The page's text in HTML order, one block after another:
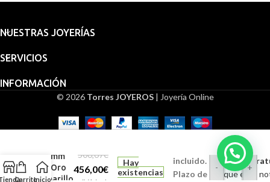
NUESTRAS JOYERÍAS
SERVICIOS
INFORMACIÓN
© 2026 Torres JOYEROS| Joyería Online
CarritoInicio
Medalla
San
18 mm
en Oro
Amarillo
506,67€
456,00€
Hay
existencias
Embalaje
incluido.
Plazo de
- +
Grabado
Indique en la